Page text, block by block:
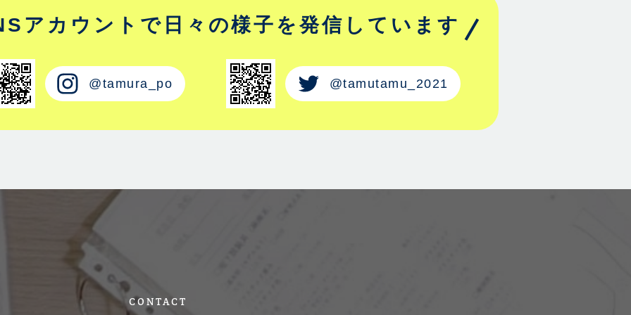
アカウントで 日々の様子を発信しています
@tamura_po @tamutamu_2021
CONTACT